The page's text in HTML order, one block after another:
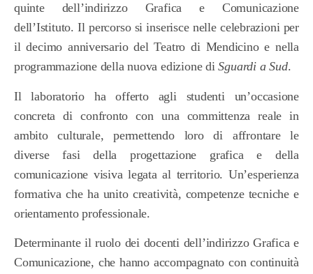
quinte dell’indirizzo Grafica e Comunicazione
dell’Istituto. Il percorso si inserisce nelle celebrazioni per
il decimo anniversario del Teatro di Mendicino e nella
programmazione della nuova edizione diSguardi a Sud.
Il laboratorio ha offerto agli studenti un’occasione
concreta di confronto con una committenza reale in
ambito culturale, permettendo loro di affrontare le
diverse fasi della progettazione grafica e della
comunicazione visiva legata al territorio. Un’esperienza
formativa che ha unito creatività, competenze tecniche e
orientamento professionale.
Determinante il ruolo dei docenti dell’indirizzo Grafica e
Comunicazione, che hanno accompagnato con continuità